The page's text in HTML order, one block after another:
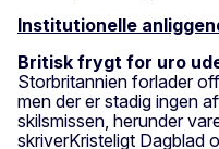
Institutionelle
Britisk frygt for uro
Storbritannien forlader
men der er stadig ingen
skilsmissen, herunder
skriverKristeligt Dagblad